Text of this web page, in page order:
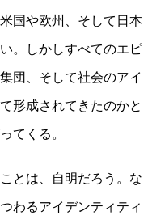
国や欧州、そして日本
。しかしすべてのエピ
団、そして社会のアイ
形成されてきたのかと
てくる。
とは、自明だろう。な
わるアイデンティティ